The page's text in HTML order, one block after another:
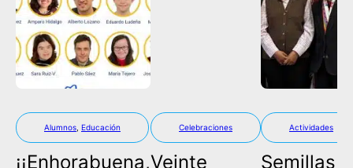
Alumnos Educación
¡¡Enhorabuena,
Celebraciones
Veinte
Actividades
Semillas